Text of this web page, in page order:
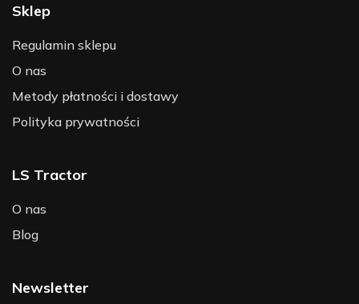
Sklep
Regulamin sklepu
O nas
Metody płatności i dostawy
Polityka prywatności
LS Tractor
O nas
Blog
Newsletter